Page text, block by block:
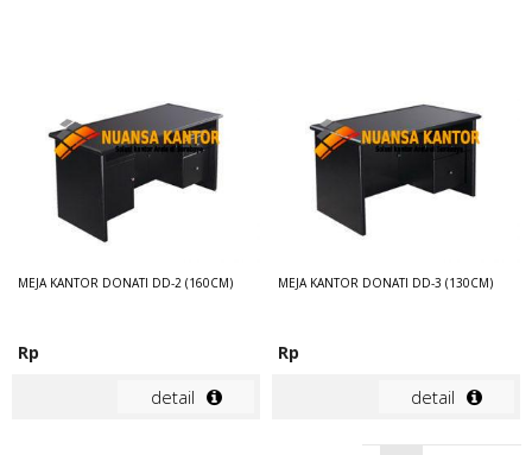
MEJA KANTOR DONATI DD-2 (160CM)
Rp
detail
MEJA KANTOR DONATI DD-3 (130CM)
Rp
detail